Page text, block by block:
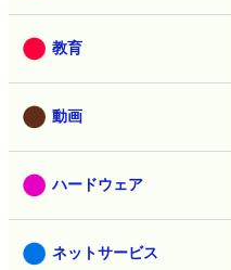
教育
動画
ハードウェア
ネットサービス